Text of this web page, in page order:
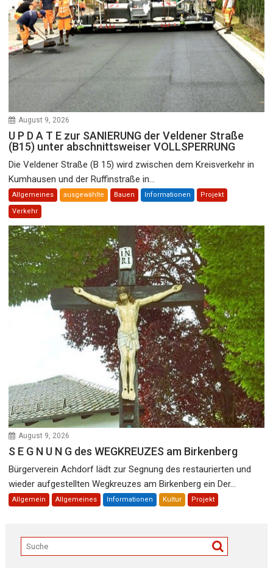
August 9, 2026
U P D A T E zur SANIERUNG der Veldener Straße
(B15) unter abschnittsweiser VOLLSPERRUNG
Die Veldener Straße (B 15) wird zwischen dem Kreisverkehr in
Kumhausen und der Ruffinstraße in...
Allgemeines ausgewählte Bauen Informationen Projekt
Verkehr
August 9, 2026
S E G N U N G des WEGKREUZES am Birkenberg
Bürgerverein Achdorf lädt zur Segnung des restaurierten und
wieder aufgestellten Wegkreuzes am Birkenberg ein Der...
Allgemein Allgemeines Informationen Kultur Projekt